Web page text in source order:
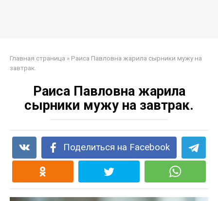
Главная страница » Раиса Павловна жарила сырники мужу на
завтрак.
Раиса Павловна жарила
сырники мужу на завтрак.
Поделиться на Facebook